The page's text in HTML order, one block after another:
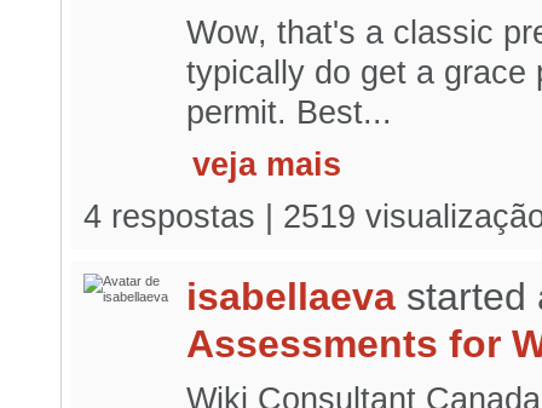
Wow, that's a classic
typically do get a grace
permit. Best...
veja mais
4 respostas | 2519
isabellaeva
Assessments for
Wiki Consultant